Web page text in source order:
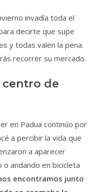
invadía toda el
decirte que supe
y todas valen la pena.
recorrer su mercado.
centro de
en Padua continúo por
a percibir la vida que
a aparecer
o andando en bicicleta
encontramos junto